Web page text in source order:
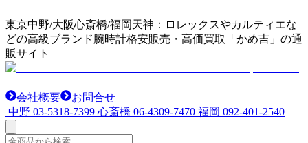
東京中野/大阪心斎橋/福岡天神：ロレックスやカルティエな
どの高級ブランド腕時計格安販売・高価買取「かめ吉」の通
販サイト
会社概要
お問合せ
中野 03-5318-7399 心斎橋 06-4309-7470 福岡 092-401-2540